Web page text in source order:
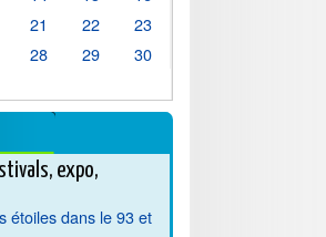
21 22
23
28 29
30
expo,
étoiles dans le 93 et